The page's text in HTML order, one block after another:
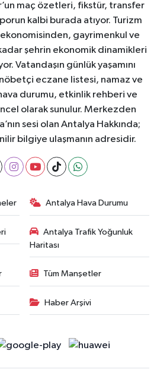
maç özetleri, fikstür, transfer
kalbi burada atıyor. Turizm
ekonomisinden, gayrimenkul ve
şehrin ekonomik dinamikleri
Vatandaşın günlük yaşamını
eczane listesi, namaz ve
durumu, etkinlik rehberi ve
olarak sunulur. Merkezden
sesi olan Antalya Hakkında;
bilgiye ulaşmanın adresidir.
Antalya Hava Durumu
Antalya Trafik Yoğunluk
Haritası
Tüm Manşetler
Haber Arşivi